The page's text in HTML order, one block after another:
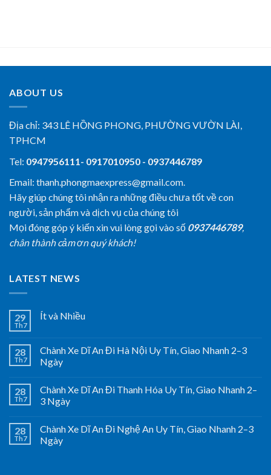
ABOUT US
Địa chỉ: 343 LÊ HỒNG PHONG, PHƯỜNG VƯỜN LÀI,
TPHCM
Tel: 0947956111- 0917010950 - 0937446789
Email: thanh.phongmaexpress@gmail.com.
Hãy giúp chúng tôi nhận ra những điều chưa tốt về con
người, sản phẩm và dịch vụ của chúng tôi
Mọi đóng góp ý kiến xin vui lòng gọi vào số 0937446789,
chân thành cảm ơn quý khách!
LATEST NEWS
29
Th7
Ít và Nhiều
28
Th7
Chành Xe Dĩ An Đi Hà Nội Uy Tín, Giao Nhanh 2–3
Ngày
28
Th7
Chành Xe Dĩ An Đi Thanh Hóa Uy Tín, Giao Nhanh 2–
3 Ngày
28
Th7
Chành Xe Dĩ An Đi Nghệ An Uy Tín, Giao Nhanh 2–3
Ngày